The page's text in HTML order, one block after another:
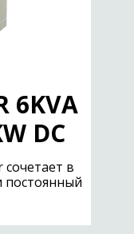
6KVA
DC
в
постоянный